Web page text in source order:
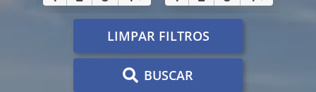
LIMPAR FILTROS
BUSCAR